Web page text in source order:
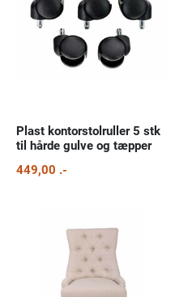
Plast kontorstolruller 5 stk
til hårde gulve og tæpper
449,00 .-